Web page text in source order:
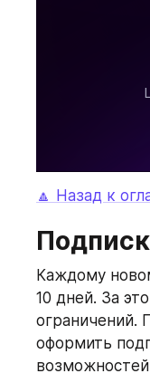
🔼 Назад к
Каждому
10 дней. За
ограничений.
оформить